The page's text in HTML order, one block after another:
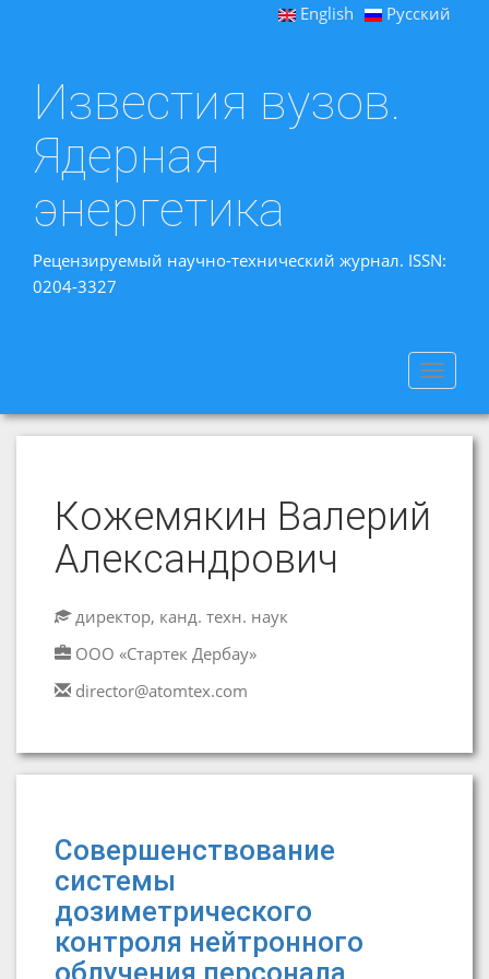
English Русский
Известия вузов.
Ядерная
энергетика
Рецензируемый научно-технический журнал. ISSN:
0204-3327
Toggle
Кожемякин Валерий
Александрович
директор, канд. техн. наук
ООО «Стартек Дербау»
director@atomtex.com
Совершенствование
системы
дозиметрического
контроля нейтронного
облучения персонала